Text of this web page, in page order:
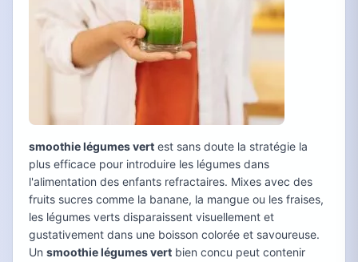
smoothie légumes vert est sans doute la stratégie la
plus efficace pour introduire les légumes dans
l'alimentation des enfants refractaires. Mixes avec des
fruits sucres comme la banane, la mangue ou les fraises,
les légumes verts disparaissent visuellement et
gustativement dans une boisson colorée et savoureuse.
Un smoothie légumes vert bien concu peut contenir